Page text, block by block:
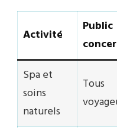
Activité
Public
Spa et
soins
naturels
Tous